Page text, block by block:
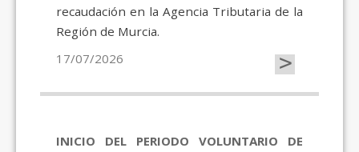
recaudación en la Agencia Tributaria de la
Región de Murcia.
17/07/2026
>
INICIO DEL PERIODO VOLUNTARIO DE